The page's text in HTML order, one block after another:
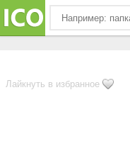
Лайкнуть в избранное